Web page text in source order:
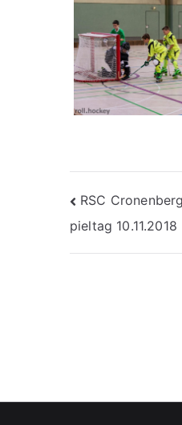
RSC
pieltag 10.11.2018